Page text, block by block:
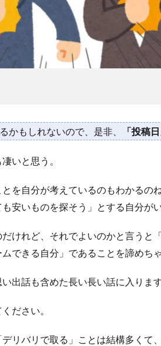
かもしれないので、是非、 「投稿日
いと思う。
を自分が考えているのもわかるの
安いものを探そう」とする自分がい
けれど、それでよいのかと言うと
できる自分」であることを諦めち
出話も含めた長い長い話に入ります
ださい。
リバリで取る」ことは結構多くて